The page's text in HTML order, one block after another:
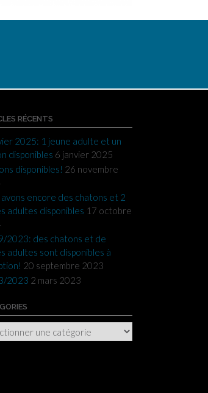
RÉCENTS
2025: 1 jeune adulte et un
disponibles 6 janvier 2025
disponibles! 26 novembre
avons encore des chatons et 2
adultes disponibles 17 octobre
2023: des chatons et de
adultes sont disponibles à
20 septembre 2023
2023 2 mars 2023